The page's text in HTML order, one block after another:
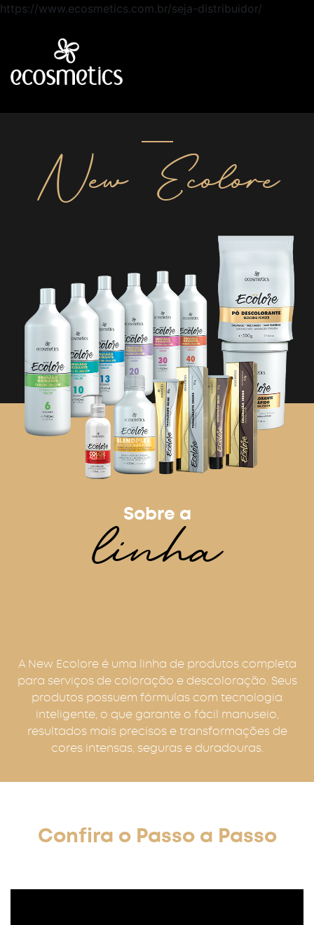
https://www.ecosmetics.com.br/seja-distribuidor/
New Ecolore
Sobre a
linha
A New Ecolore é uma linha de produtos completa
para serviços de coloração e descoloração. Seus
produtos possuem fórmulas com tecnologia
inteligente, o que garante o fácil manuseio,
resultados mais precisos e transformações de
cores intensas, seguras e duradouras.
Confira o Passo a Passo